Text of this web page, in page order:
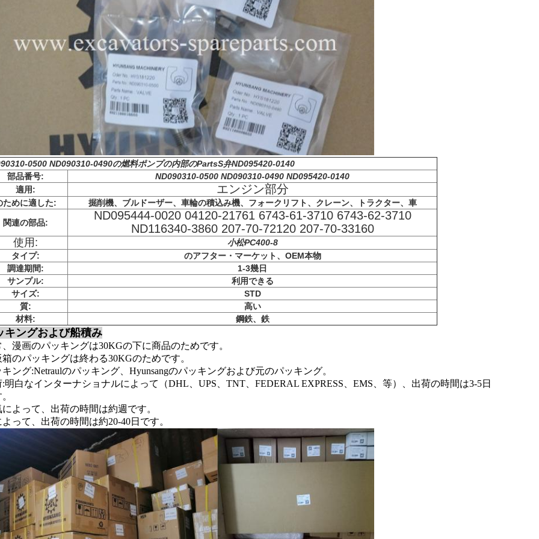
0500 ND090310-0490の燃料ポンプの内部のPartsS弁ND095420-0140
部品番号:
ND090310-0500 ND090310-0490 ND095420-0140
適用:
エンジン部分
ために適した: 掘削機、ブルドーザー、車輪の積込み機、フォークリフト、クレーン、トラクター、車
関連の部品:
ND095444-0020 04120-21761 6743-61-3710 6743-62-3710
ND116340-3860 207-70-72120 207-70-33160
使用:
小松PC400-8
タイプ:
のアフター・マーケット、OEM本物
調達期間:
1-3幾日
サンプル:
利用できる
サイズ:
STD
質:
高い
材料:
鋼鉄、鉄
キングおよび船積み
、漫画のパッキングは30KGの下に商品のためです。
のパッキングは終わる30KGのためです。
ング:Netraulのパッキング、Hyunsangのパッキングおよび元のパッキング。
:明白なインターナショナルによって（DHL、UPS、TNT、FEDERAL EXPRESS、EMS、等）、出荷の時間は3-5日
よって、出荷の時間は約週です。
って、出荷の時間は約20-40日です。